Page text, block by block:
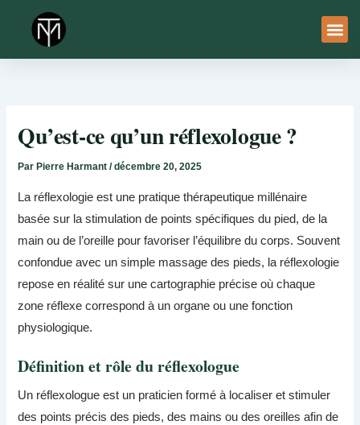
contenu
Qu’est-ce qu’un réflexologue ?
Par Pierre Harmant/décembre 20, 2025
La réflexologie est une pratique thérapeutique millénaire
basée sur la stimulation de points spécifiques du pied, de la
main ou de l’oreille pour favoriser l’équilibre du corps. Souvent
confondue avec un simple massage des pieds, la réflexologie
repose en réalité sur une cartographie précise où chaque
zone réflexe correspond à un organe ou une fonction
physiologique.
Définition et rôle du réflexologue
Un réflexologue est un praticien formé à localiser et stimuler
des points précis des pieds, des mains ou des oreilles afin de